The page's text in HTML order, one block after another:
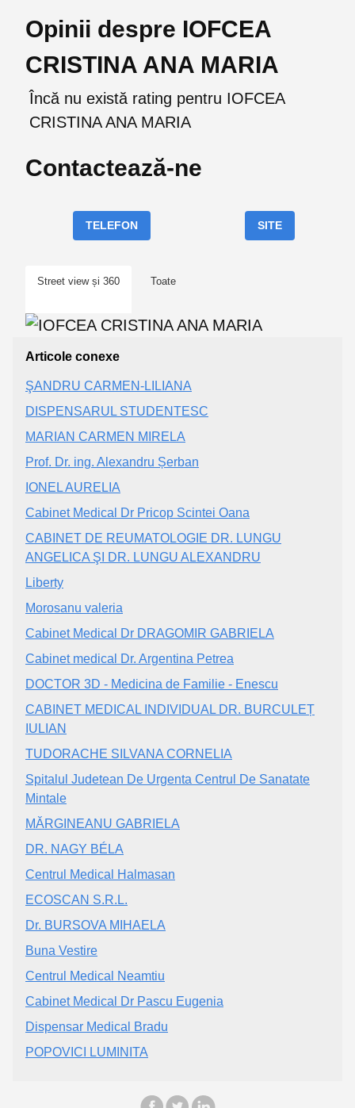
Opinii despre IOFCEA
CRISTINA ANA MARIA
Încă nu există rating pentru IOFCEA
CRISTINA ANA MARIA
Contactează-ne
TELEFON SITE
Street view și 360 Toate
Articole conexe
ŞANDRU CARMEN-LILIANA
DISPENSARUL STUDENTESC
MARIAN CARMEN MIRELA
Prof. Dr. ing. Alexandru Șerban
IONEL AURELIA
Cabinet Medical Dr Pricop Scintei Oana
CABINET DE REUMATOLOGIE DR. LUNGU
ANGELICA ŞI DR. LUNGU ALEXANDRU
Liberty
Morosanu valeria
Cabinet Medical Dr DRAGOMIR GABRIELA
Cabinet medical Dr. Argentina Petrea
DOCTOR 3D - Medicina de Familie - Enescu
CABINET MEDICAL INDIVIDUAL DR. BURCULEȚ
IULIAN
TUDORACHE SILVANA CORNELIA
Spitalul Judetean De Urgenta Centrul De Sanatate
Mintale
MĂRGINEANU GABRIELA
DR. NAGY BÉLA
Centrul Medical Halmasan
ECOSCAN S.R.L.
Dr. BURSOVA MIHAELA
Buna Vestire
Centrul Medical Neamtiu
Cabinet Medical Dr Pascu Eugenia
Dispensar Medical Bradu
POPOVICI LUMINITA